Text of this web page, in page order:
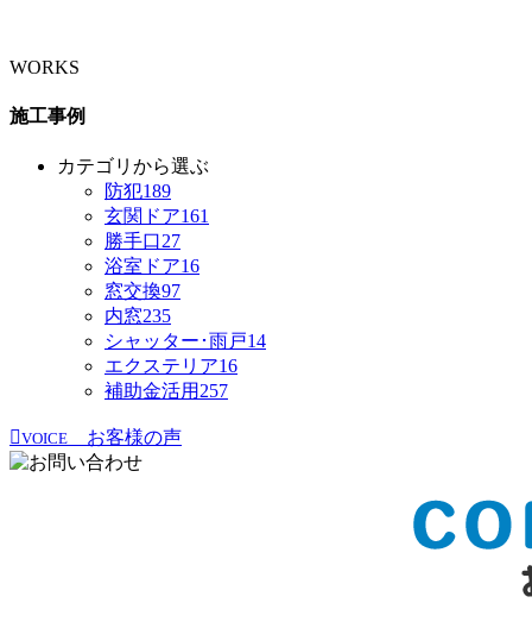
WORKS
施工事例
カテゴリから選ぶ
防犯189
玄関ドア161
勝手口27
浴室ドア16
窓交換97
内窓235
シャッター･雨戸14
エクステリア16
補助金活用 257
VOICE お客様の声